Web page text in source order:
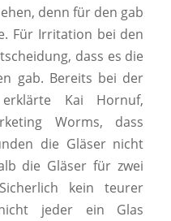
denn für den gab
Für Irritation bei den
dass es die
gab. Bereits bei der
Kai Hornuf,
Worms, dass
die Gläser nicht
die Gläser für zwei
kein teurer
jeder ein Glas